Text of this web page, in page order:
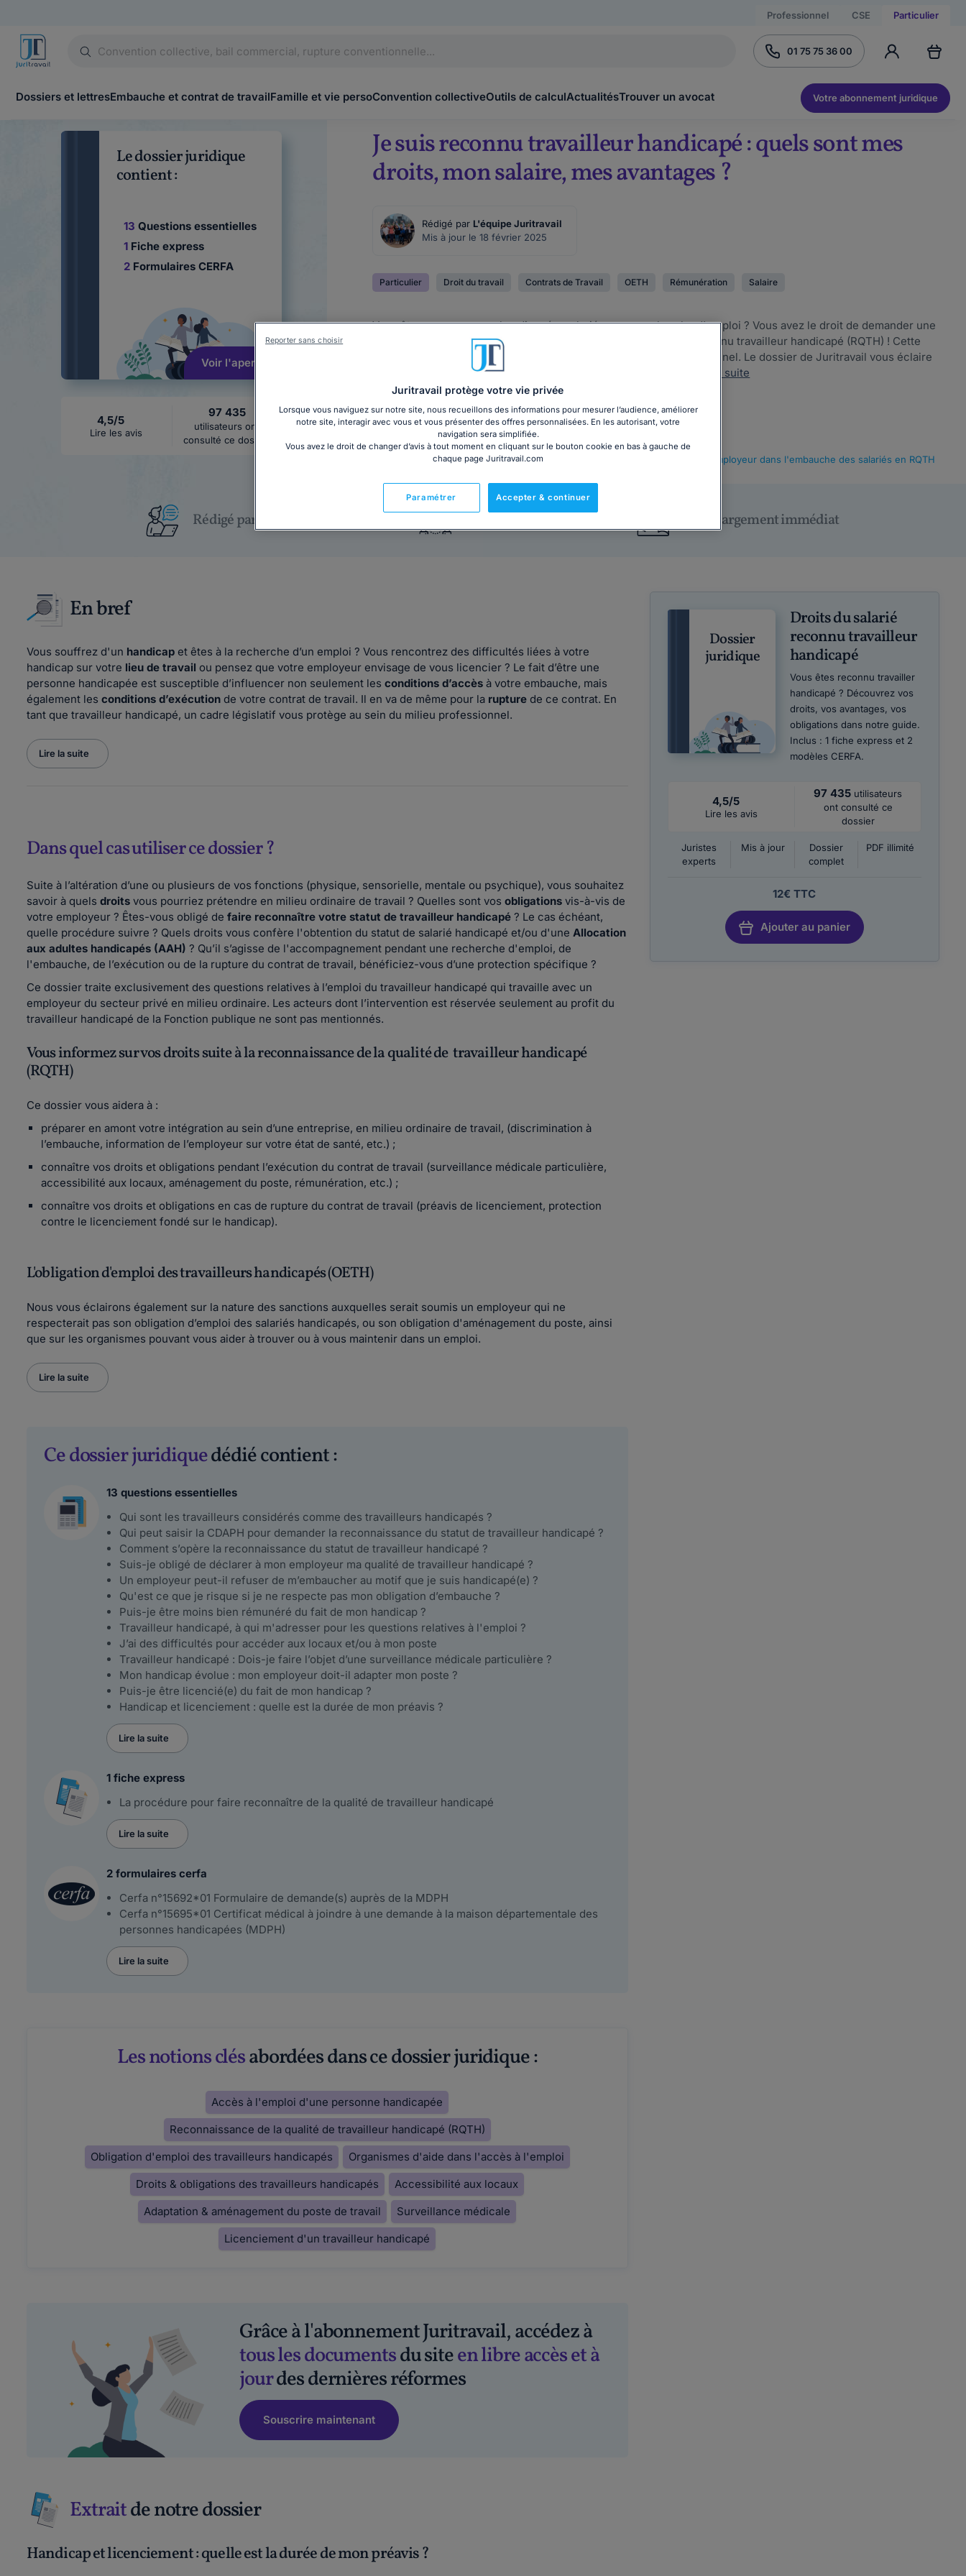
Professionnel CSE Particulier
01 75 75 36 00
Dossiers et lettresEmbauche et contrat de travailFamille et vie persoConvention collectiveOutils de calculActualitésTrouver un avocat Votre abonnement juridique
Le dossier juridique
contient :
13 Questions essentielles
1 Fiche express
2 Formulaires CERFA
Voir l'aperçu
4,5/5
Lire les avis
97 435
utilisateurs ont
consulté ce dossier
Je suis reconnu travailleur handicapé : quels sont mes
droits, mon salaire, mes avantages ?
Rédigé par L'équipe Juritravail
Mis à jour le 18 février 2025
Particulier Droit du travail Contrats de Travail OETH Rémunération Salaire
Vous êtes une personne handicapée, salariée ou en recherche d'emploi ? Vous avez le droit de demander une
reconnaissance administrative de votre handicap si vous êtes reconnu travailleur handicapé (RQTH) ! Cette
reconnaissance peut être bénéfique pour votre parcours professionnel. Le dossier de Juritravail vous éclaire
sur vos droits et obligations et sur ceux de votre employeur....
Lire la suite
12€ TTC Ajouter au panier
Vous êtes un professionnel ?Découvrez notre dossier Les obligations de l'employeur dans l'embauche des salariés en RQTH
Rédigé par un juriste Téléchargement immédiat
En bref
Vous souffrez d'un handicap et êtes à la recherche d’un emploi ? Vous rencontrez des difficultés liées à votre
handicap sur votre lieu de travail ou pensez que votre employeur envisage de vous licencier ? Le fait d’être une
personne handicapée est susceptible d’influencer non seulement les conditions d’accès à votre embauche, mais
également les conditions d’exécution de votre contrat de travail. Il en va de même pour la rupture de ce contrat. En
tant que travailleur handicapé, un cadre législatif vous protège au sein du milieu professionnel.
Lire la suite
Dans quel cas utiliser ce dossier ?
Suite à l’altération d’une ou plusieurs de vos fonctions (physique, sensorielle, mentale ou psychique), vous souhaitez
savoir à quels droits vous pourriez prétendre en milieu ordinaire de travail ? Quelles sont vos obligations vis-à-vis de
votre employeur ? Êtes-vous obligé de faire reconnaître votre statut de travailleur handicapé ? Le cas échéant,
quelle procédure suivre ? Quels droits vous confère l'obtention du statut de salarié handicapé et/ou d'une Allocation
aux adultes handicapés (AAH) ? Qu’il s’agisse de l'accompagnement pendant une recherche d'emploi, de
l'embauche, de l’exécution ou de la rupture du contrat de travail, bénéficiez-vous d’une protection spécifique ?
Ce dossier traite exclusivement des questions relatives à l’emploi du travailleur handicapé qui travaille avec un
employeur du secteur privé en milieu ordinaire. Les acteurs dont l’intervention est réservée seulement au profit du
travailleur handicapé de la Fonction publique ne sont pas mentionnés.
Vous informez sur vos droits suite à la reconnaissance de la qualité de travailleur handicapé
(RQTH)
Ce dossier vous aidera à :
préparer en amont votre intégration au sein d’une entreprise, en milieu ordinaire de travail, (discrimination à
l’embauche, information de l’employeur sur votre état de santé, etc.) ;
connaître vos droits et obligations pendant l’exécution du contrat de travail (surveillance médicale particulière,
accessibilité aux locaux, aménagement du poste, rémunération, etc.) ;
connaître vos droits et obligations en cas de rupture du contrat de travail (préavis de licenciement, protection
contre le licenciement fondé sur le handicap).
L'obligation d'emploi des travailleurs handicapés (OETH)
Nous vous éclairons également sur la nature des sanctions auxquelles serait soumis un employeur qui ne
respecterait pas son obligation d’emploi des salariés handicapés, ou son obligation d'aménagement du poste, ainsi
que sur les organismes pouvant vous aider à trouver ou à vous maintenir dans un emploi.
Lire la suite
Ce dossier juridiquedédié contient :
13 questions essentielles
Qui sont les travailleurs considérés comme des travailleurs handicapés ?
Qui peut saisir la CDAPH pour demander la reconnaissance du statut de travailleur handicapé ?
Comment s’opère la reconnaissance du statut de travailleur handicapé ?
Suis-je obligé de déclarer à mon employeur ma qualité de travailleur handicapé ?
Un employeur peut-il refuser de m’embaucher au motif que je suis handicapé(e) ?
Qu'est ce que je risque si je ne respecte pas mon obligation d’embauche ?
Puis-je être moins bien rémunéré du fait de mon handicap ?
Travailleur handicapé, à qui m'adresser pour les questions relatives à l'emploi ?
J’ai des difficultés pour accéder aux locaux et/ou à mon poste
Travailleur handicapé : Dois-je faire l’objet d’une surveillance médicale particulière ?
Mon handicap évolue : mon employeur doit-il adapter mon poste ?
Puis-je être licencié(e) du fait de mon handicap ?
Handicap et licenciement : quelle est la durée de mon préavis ?
Lire la suite
1 fiche express
La procédure pour faire reconnaître de la qualité de travailleur handicapé
Lire la suite
2 formulaires cerfa
Cerfa n°15692*01 Formulaire de demande(s) auprès de la MDPH
Cerfa n°15695*01 Certificat médical à joindre à une demande à la maison départementale des
personnes handicapées (MDPH)
Lire la suite
Les notions clésabordées dans ce dossier juridique :
Accès à l'emploi d'une personne handicapée
Reconnaissance de la qualité de travailleur handicapé (RQTH)
Obligation d'emploi des travailleurs handicapés
Organismes d'aide dans l'accès à l'emploi
Droits & obligations des travailleurs handicapés
Accessibilité aux locaux
Adaptation & aménagement du poste de travail
Surveillance médicale
Licenciement d'un travailleur handicapé
Grâce à l'abonnement Juritravail, accédez à
tous les documentsdu siteen libre accès et à
jourdes dernières réformes
Souscrire maintenant
Extraitde notre dossier
Handicap et licenciement : quelle est la durée de mon préavis ?
Dossier
juridique
Droits du salarié
reconnu travailleur
handicapé
Vous êtes reconnu travailler
handicapé ? Découvrez vos
droits, vos avantages, vos
obligations dans notre guide.
Inclus : 1 fiche express et 2
modèles CERFA.
4,5/5
Lire les avis
97 435 utilisateurs
ont consulté ce
dossier
Juristes
experts
Mis à jour
Dossier
complet
PDF illimité
12€ TTC
Ajouter au panier
Juritravail protège votre vie privée
Lorsque vous naviguez sur notre site, nous recueillons des informations pour mesurer l’audience, améliorer
notre site, interagir avec vous et vous présenter des offres personnalisées. En les autorisant, votre
navigation sera simplifiée.
Vous avez le droit de changer d’avis à tout moment en cliquant sur le bouton cookie en bas à gauche de
chaque page Juritravail.com
Accepter & continuer
Paramétrer
Reporter sans choisir